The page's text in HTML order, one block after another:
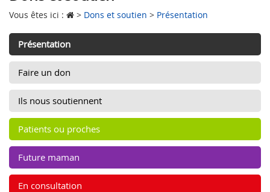
Vous êtes ici : > Dons et soutien > Présentation
Présentation
Faire un don
Ils nous soutiennent
Patients ou proches
Future maman
En consultation